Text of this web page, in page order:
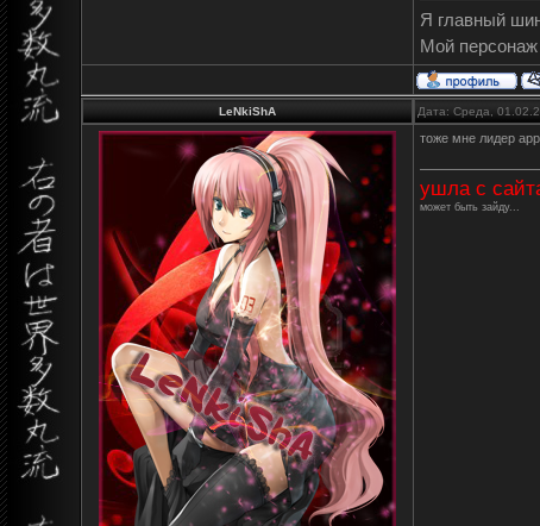
Я главный
Мой персонаж
LeNkiShA Дата: Среда,
тоже мне лидер
ушла с
может быть зайду...